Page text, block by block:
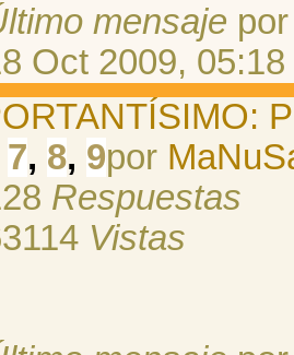
mensaje
Oct 2009, 05:18
7, 8, 9por
Respuestas
Vistas